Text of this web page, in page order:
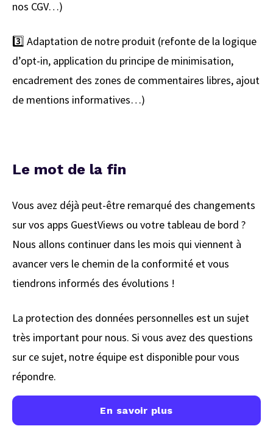
nos CGV…)
3️⃣ Adaptation de notre produit (refonte de la logique
d’opt-in, application du principe de minimisation,
encadrement des zones de commentaires libres, ajout
de mentions informatives…)
Le mot de la fin
Vous avez déjà peut-être remarqué des changements
sur vos apps GuestViews ou votre tableau de bord ?
Nous allons continuer dans les mois qui viennent à
avancer vers le chemin de la conformité et vous
tiendrons informés des évolutions !
La protection des données personnelles est un sujet
très important pour nous. Si vous avez des questions
sur ce sujet, notre équipe est disponible pour vous
répondre.
En savoir plus